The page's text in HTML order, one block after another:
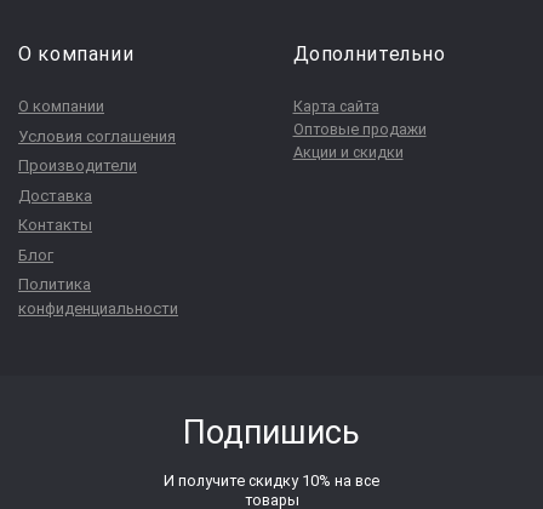
О компании
О компании
Условия соглашения
Производители
Доставка
Контакты
Блог
Политика
конфиденциальности
Дополнительно
Карта сайта
Оптовые продажи
Акции и скидки
Подпишись
И получите скидку 10% на все
товары